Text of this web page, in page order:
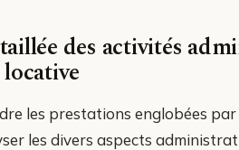
des activités
les prestations englobées
les divers aspects